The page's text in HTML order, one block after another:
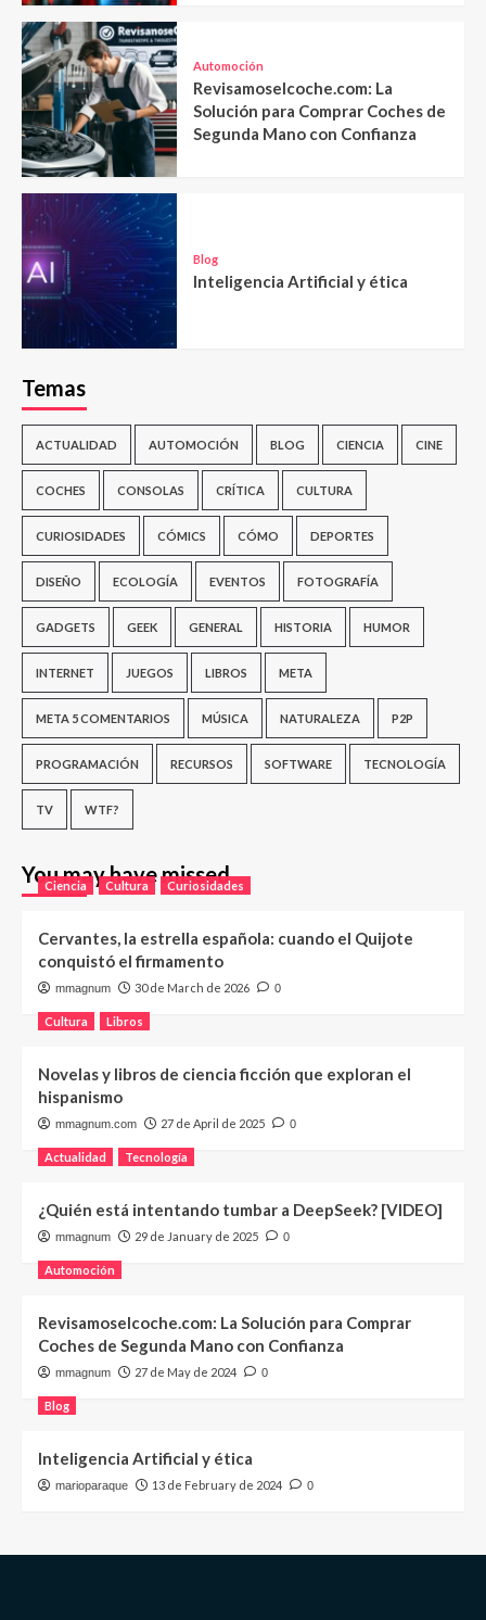
Automoción
Revisamoselcoche.com: La
Solución para Comprar Coches de
Segunda Mano con Confianza
Blog
Inteligencia Artificial y ética
Temas
ACTUALIDAD AUTOMOCIÓN BLOG CIENCIA CINE
COCHES CONSOLAS CRÍTICA CULTURA
CURIOSIDADES CÓMICS CÓMO DEPORTES
DISEÑO ECOLOGÍA EVENTOS FOTOGRAFÍA
GADGETS GEEK GENERAL HISTORIA HUMOR
INTERNET JUEGOS LIBROS META
META 5 COMENTARIOS MÚSICA NATURALEZA P2P
PROGRAMACIÓN RECURSOS SOFTWARE TECNOLOGÍA
TV WTF?
You may have missed
Ciencia Cultura Curiosidades
Cervantes, la estrella española: cuando el Quijote
conquistó el firmamento
mmagnum 30 de March de 2026 0
Cultura Libros
Novelas y libros de ciencia ficción que exploran el
hispanismo
mmagnum.com 27 de April de 2025 0
Actualidad Tecnología
¿Quién está intentando tumbar a DeepSeek? [VIDEO]
mmagnum 29 de January de 2025 0
Automoción
Revisamoselcoche.com: La Solución para Comprar
Coches de Segunda Mano con Confianza
mmagnum 27 de May de 2024 0
Blog
Inteligencia Artificial y ética
marioparaque 13 de February de 2024 0